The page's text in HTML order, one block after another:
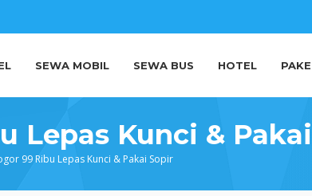
SEWA MOBIL SEWA BUS HOTEL
Lepas Kunci &
99 Ribu Lepas Kunci & Pakai Sopir